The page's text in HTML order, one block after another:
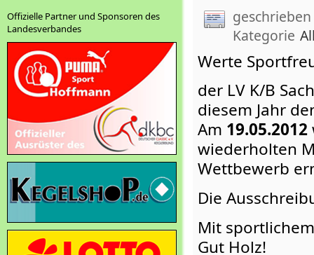
Kategorie
Werte
der LV K/B
diesem Jahr
Am 19.05.2012
wiederholten
Wettbewerb
Die
Mit
Gut Holz!
Offizielle Partner und Sponsoren des
Landesverbandes